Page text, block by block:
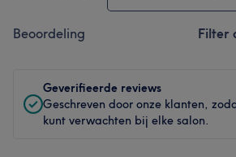
Beoordeling Filter
Geverifieerde reviews
Geschreven door onze klanten,
kunt verwachten bij elke salon.